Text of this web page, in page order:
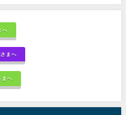
へ
まへ
まへ